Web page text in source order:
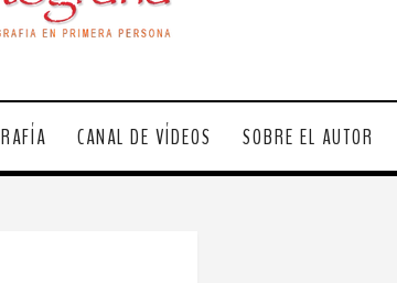
CANAL DE VÍDEOS SOBRE EL AUTOR